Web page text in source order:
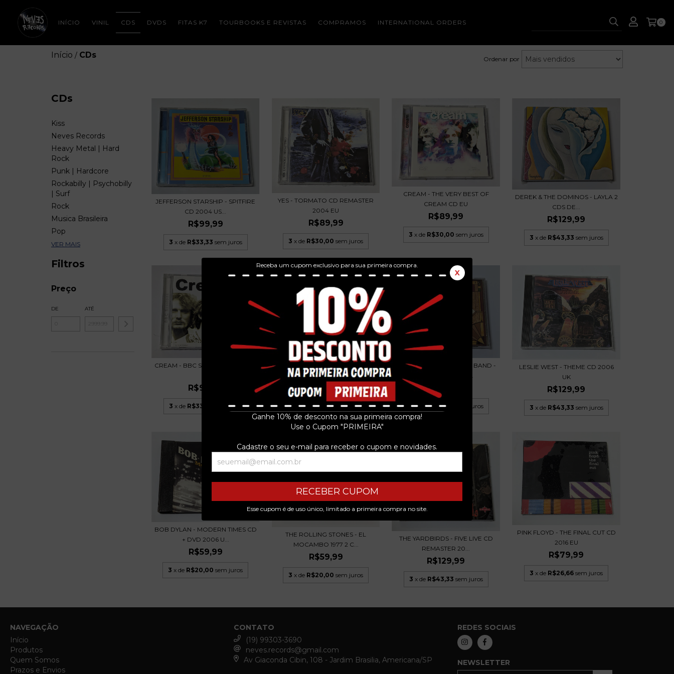
Receba um cupom exclusivo para sua primeira compra.
X
Ganhe 10% de desconto na sua primeira compra!
Use o Cupom "PRIMEIRA"
Cadastre o seu e-mail para receber o cupom e novidades.
RECEBER CUPOM
Esse cupom é de uso único, limitado a primeira compra no site.
INÍCIO VINIL CDS DVDS FITAS K7 TOURBOOKS E REVISTAS COMPRAMOS INTERNATIONAL ORDERS 0
Início / CDs Ordenar por
CDs
Kiss
Neves Records
Heavy Metal | Hard
Rock
Punk | Hardcore
Rockabilly | Psychobilly
| Surf
Rock
Musica Brasileira
Pop
VER MAIS
Filtros
Preço
DE ATÉ
JEFFERSON STARSHIP - SPITFIRE
CD 2004 US...
R$99,99
3 x de R$33,33 sem juros
YES - TORMATO CD REMASTER
2004 EU
R$89,99
3 x de R$30,00 sem juros
CREAM - THE VERY BEST OF
CREAM CD EU
R$89,99
3 x de R$30,00 sem juros
DEREK & THE DOMINOS - LAYLA 2
CDS DE...
R$129,99
3 x de R$43,33 sem juros
CREAM - BBC SESSIONS CD 2003
R$99,99
3 x de R$33,33 sem juros
KING CRIMSON - LIVE IN
NEWCASTLE 1972 CD...
R$129,99
3 x de R$43,33 sem juros
THE ALLMAN BROTHERS BAND -
ENLIGHTENED R...
R$119,99
3 x deR$40,00 sem juros
LESLIE WEST - THEME CD 2006
UK
R$129,99
3 x de R$43,33 sem juros
BOB DYLAN - MODERN TIMES CD
+ DVD 2006 U...
R$59,99
3 x de R$20,00 sem juros
THE ROLLING STONES - EL
MOCAMBO 1977 2 C...
R$59,99
3 x de R$20,00 sem juros
THE YARDBIRDS - FIVE LIVE CD
REMASTER 20...
R$129,99
3 x de R$43,33 sem juros
PINK FLOYD - THE FINAL CUT CD
2016 EU
R$79,99
3 x de R$26,66 sem juros
NAVEGAÇÃO
Início
Produtos
Quem Somos
Prazos e Envios
CONTATO
(19) 99303-3690
neves.records@gmail.com
Av Giaconda Cibin, 108 - Jardim Brasilia, Americana/SP
REDES SOCIAIS
NEWSLETTER